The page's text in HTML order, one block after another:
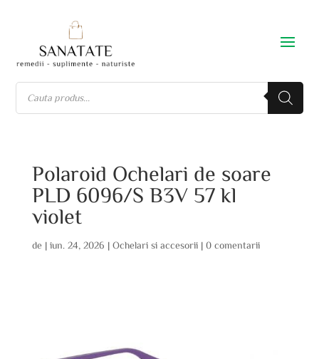
Polaroid Ochelari de soare
PLD 6096/S B3V 57 kl
violet
de | iun. 24, 2026 | Ochelari si accesorii| 0 comentarii